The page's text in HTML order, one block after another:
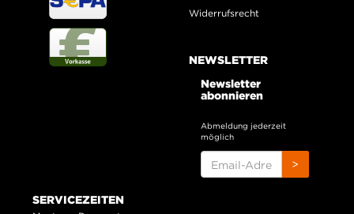
Widerrufsrecht
NEWSLETTER
Newsletter
abonnieren
Abmeldung jederzeit
möglich
ADRESSE
>
SERVICEZEITEN